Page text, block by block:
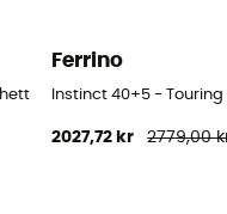
étanche
Ferrino
Instinct 40+5 -
2027,72 kr 2779,00